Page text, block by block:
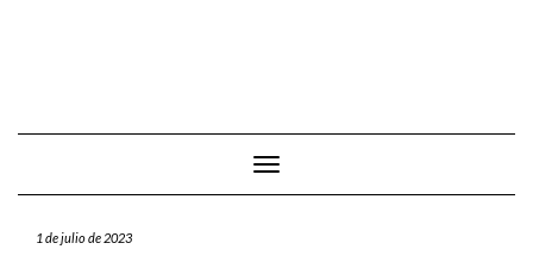
Cambiar modo de navegación
1 de julio de 2023